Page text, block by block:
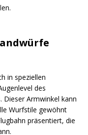
in speziellen
des
Dieser Armwinkel kann
Wurfstile gewöhnt
präsentiert, die